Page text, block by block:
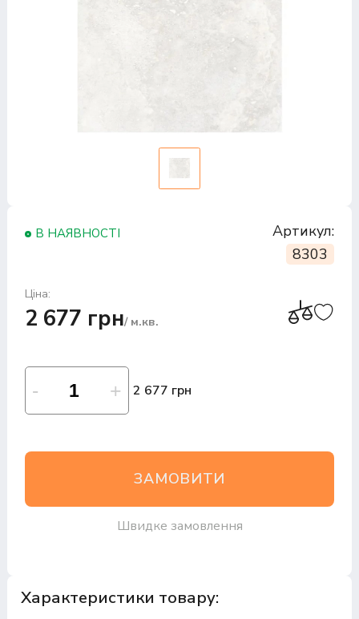
В НАЯВНОСТІ
Артикул:
8303
Ціна:
2 677 грн/ м.кв.
2 677 грн
ЗАМОВИТИ
Швидке замовлення
Характеристики товару: